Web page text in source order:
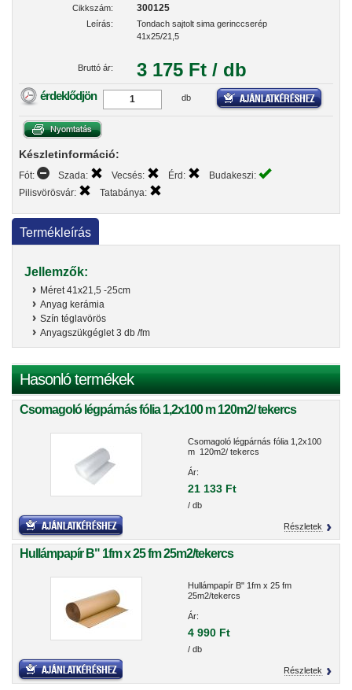
Cikkszám: 300125
Leírás:
Tondach sajtolt sima gerinccserép
41x25/21,5
Bruttó ár: 3 175 Ft / db
érdeklődjön db
Készletinformáció:
Fót: Szada: Vecsés: Érd:
Budakeszi:
Pilisvörösvár:
Tatabánya:
Termékleírás
Jellemzők:
Méret 41x21,5 -25cm
Anyag kerámia
Szín téglavörös
Anyagszükgéglet 3 db /fm
Hasonló termékek
Csomagoló légpárnás fólia 1,2x100 m 120m2/ tekercs
Csomagoló légpárnás fólia 1,2x100
m 120m2/ tekercs
Ár:
21 133 Ft
/ db
Részletek
Hullámpapír B" 1fm x 25 fm 25m2/tekercs
Hullámpapír B" 1fm x 25 fm
25m2/tekercs
Ár:
4 990 Ft
/ db
Részletek